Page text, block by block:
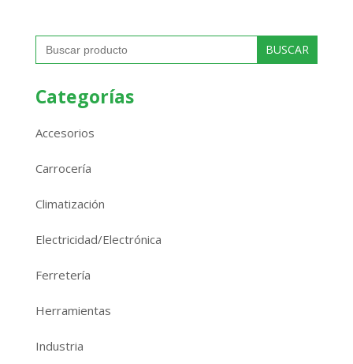
Buscar:
Categorías
Accesorios
Carrocería
Climatización
Electricidad/Electrónica
Ferretería
Herramientas
Industria